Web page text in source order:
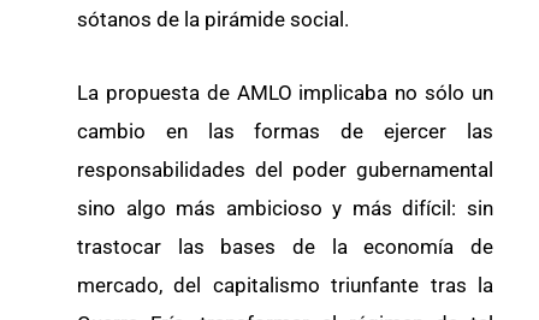
sótanos de la pirámide social.
La propuesta de AMLO implicaba no sólo un
cambio en las formas de ejercer las
responsabilidades del poder gubernamental
sino algo más ambicioso y más difícil: sin
trastocar las bases de la economía de
mercado, del capitalismo triunfante tras la